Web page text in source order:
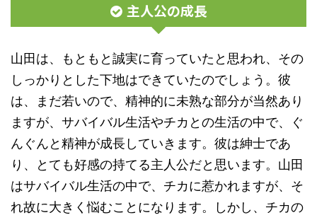
主人公の成長
山田は、もともと誠実に育っていたと思われ、その
しっかりとした下地はできていたのでしょう。彼
は、まだ若いので、精神的に未熟な部分が当然あり
ますが、サバイバル生活やチカとの生活の中で、ぐ
んぐんと精神が成長していきます。彼は紳士であ
り、とても好感の持てる主人公だと思います。山田
はサバイバル生活の中で、チカに惹かれますが、そ
れ故に大きく悩むことになります。しかし、チカの